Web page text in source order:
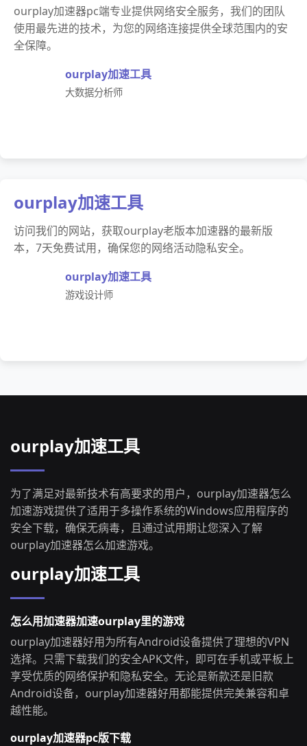
ourplay加速器pc端专业提供网络安全服务，我们的团队
使用最先进的技术，为您的网络连接提供全球范围内的安
全保障。
ourplay加速工具
大数据分析师
ourplay加速工具
访问我们的网站，获取ourplay老版本加速器的最新版
本，7天免费试用，确保您的网络活动隐私安全。
ourplay加速工具
游戏设计师
ourplay加速工具
为了满足对最新技术有高要求的用户，ourplay加速器怎么
加速游戏提供了适用于多操作系统的Windows应用程序的
安全下载，确保无病毒，且通过试用期让您深入了解
ourplay加速器怎么加速游戏。
ourplay加速工具
怎么用加速器加速ourplay里的游戏
ourplay加速器好用为所有Android设备提供了理想的VPN
选择。只需下载我们的安全APK文件，即可在手机或平板上
享受优质的网络保护和隐私安全。无论是新款还是旧款
Android设备，ourplay加速器好用都能提供完美兼容和卓
越性能。
ourplay加速器pc版下载